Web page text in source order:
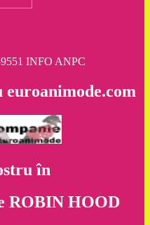
INFO ANPC
în
ROBIN HOOD